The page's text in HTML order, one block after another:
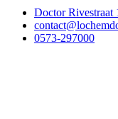
Doctor Rivestraat
0573-297000